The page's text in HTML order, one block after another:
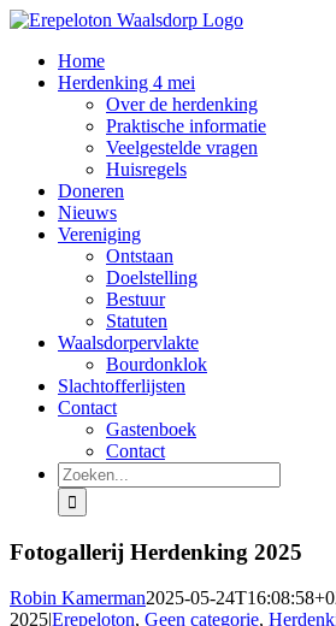
Ga
inhoudHome
Herdenking 4 mei
Over de herdenking
Praktische informatie
Veelgestelde vragen
Huisregels
Doneren
Nieuws
Vereniging
Ontstaan
Doelstelling
Bestuur
Statuten
Waalsdorpervlakte
Bourdonklok
Slachtofferlijsten
Contact
Gastenboek
Contact
Zoeken
naar:
Fotogallerij Herdenking 2025
Robin Kamerman2025-05-
2025|Erepeloton, Geen categorie,